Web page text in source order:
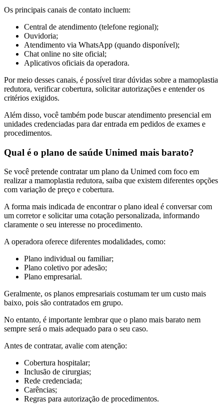
Os principais canais de contato incluem:
Central de atendimento (telefone regional);
Ouvidoria;
Atendimento via WhatsApp (quando disponível);
Chat online no site oficial;
Aplicativos oficiais da operadora.
Por meio desses canais, é possível tirar dúvidas sobre a mamoplastia
redutora, verificar cobertura, solicitar autorizações e entender os
critérios exigidos.
Além disso, você também pode buscar atendimento presencial em
unidades credenciadas para dar entrada em pedidos de exames e
procedimentos.
Qual é o plano de saúde Unimed mais barato?
Se você pretende contratar um plano da Unimed com foco em
realizar a mamoplastia redutora, saiba que existem diferentes opções
com variação de preço e cobertura.
A forma mais indicada de encontrar o plano ideal é conversar com
um corretor e solicitar uma cotação personalizada, informando
claramente o seu interesse no procedimento.
A operadora oferece diferentes modalidades, como:
Plano individual ou familiar;
Plano coletivo por adesão;
Plano empresarial.
Geralmente, os planos empresariais costumam ter um custo mais
baixo, pois são contratados em grupo.
No entanto, é importante lembrar que o plano mais barato nem
sempre será o mais adequado para o seu caso.
Antes de contratar, avalie com atenção:
Cobertura hospitalar;
Inclusão de cirurgias;
Rede credenciada;
Carências;
Regras para autorização de procedimentos.